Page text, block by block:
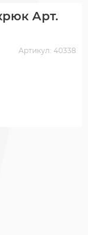
Арт.
Артикул: 40338